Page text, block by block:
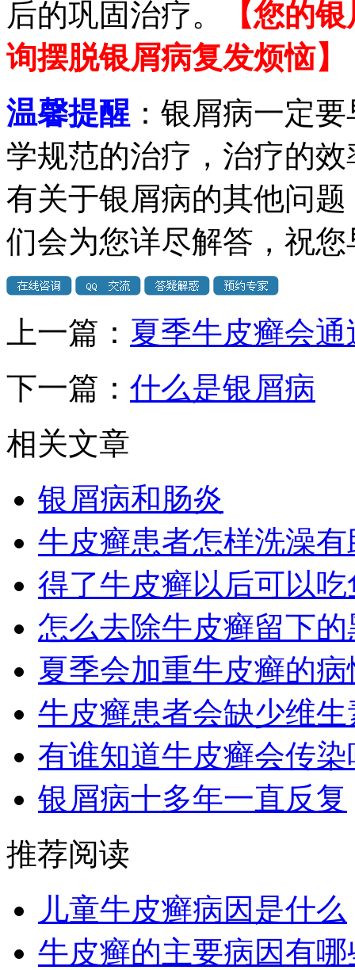
后的巩固治疗。
【您的
询摆脱银屑病复发烦恼】
温馨提醒 ：银屑病一定
学规范的治疗，治疗的
有关于银屑病的其他问题
们会为您详尽解答，祝
上一篇： 夏季牛皮癣会
下一篇： 什么是银屑病
相关文章
银屑病和肠炎
牛皮癣患者怎样洗澡
得了牛皮癣以后可以
怎么去除牛皮癣留下的
夏季会加重牛皮癣的病
牛皮癣患者会缺少维生
有谁知道牛皮癣会传染
银屑病十多年一直反复
推荐阅读
儿童牛皮癣病因是什么
牛皮癣的主要病因有哪